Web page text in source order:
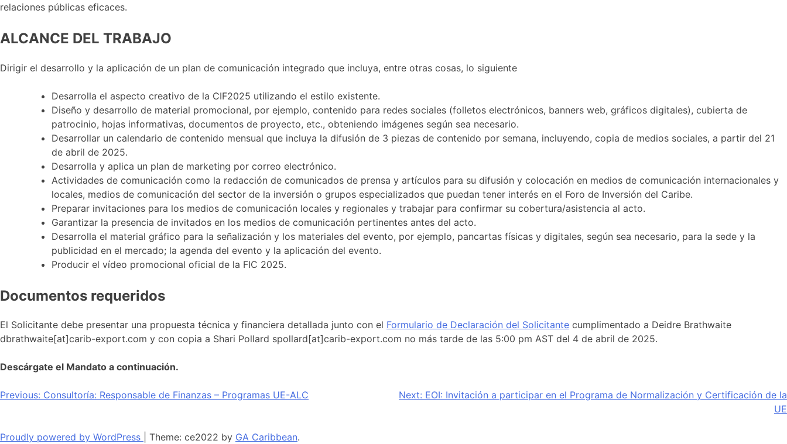
relaciones públicas eficaces.
ALCANCE DEL TRABAJO
Dirigir el desarrollo y la aplicación de un plan de comunicación integrado que incluya, entre otras cosas, lo siguiente
Desarrolla el aspecto creativo de la CIF2025 utilizando el estilo existente.
Diseño y desarrollo de material promocional, por ejemplo, contenido para redes sociales (folletos electrónicos, banners web, gráficos digitales), cubierta de
patrocinio, hojas informativas, documentos de proyecto, etc., obteniendo imágenes según sea necesario.
Desarrollar un calendario de contenido mensual que incluya la difusión de 3 piezas de contenido por semana, incluyendo, copia de medios sociales, a partir del 21
de abril de 2025.
Desarrolla y aplica un plan de marketing por correo electrónico.
Actividades de comunicación como la redacción de comunicados de prensa y artículos para su difusión y colocación en medios de comunicación internacionales y
locales, medios de comunicación del sector de la inversión o grupos especializados que puedan tener interés en el Foro de Inversión del Caribe.
Preparar invitaciones para los medios de comunicación locales y regionales y trabajar para confirmar su cobertura/asistencia al acto.
Garantizar la presencia de invitados en los medios de comunicación pertinentes antes del acto.
Desarrolla el material gráfico para la señalización y los materiales del evento, por ejemplo, pancartas físicas y digitales, según sea necesario, para la sede y la
publicidad en el mercado; la agenda del evento y la aplicación del evento.
Producir el vídeo promocional oficial de la FIC 2025.
Documentos requeridos
El Solicitante debe presentar una propuesta técnica y financiera detallada junto con el Formulario de Declaración del Solicitante cumplimentado a Deidre Brathwaite
dbrathwaite[at]carib-export.com y con copia a Shari Pollard spollard[at]carib-export.com no más tarde de las 5:00 pm AST del 4 de abril de 2025.
Descárgate el Mandato a continuación.
Navegación
entradas
Previous: Consultoría: Responsable de Finanzas – Programas UE-ALC Next: EOI: Invitación a participar en el Programa de Normalización y Certificación de la
UE
Proudly powered by WordPress Theme: ce2022 by GA Caribbean.